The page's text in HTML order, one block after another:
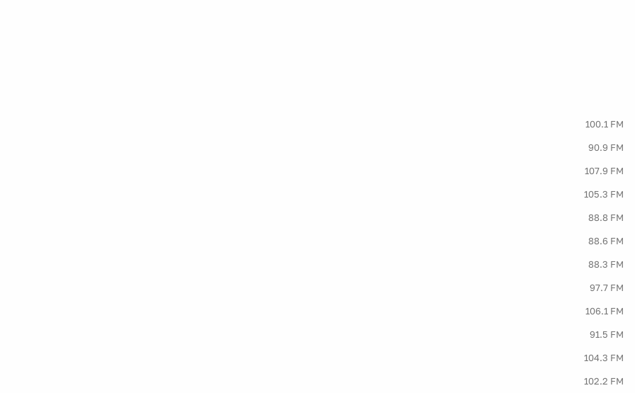
100.1 FM
90.9 FM
107.9 FM
105.3 FM
88.8 FM
88.6 FM
88.3 FM
97.7 FM
106.1 FM
91.5 FM
104.3 FM
102.2 FM